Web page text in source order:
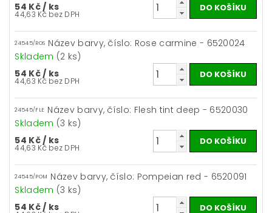
54 Kč/ ks
44,63 Kč bez DPH
24545/ROS Název barvy, číslo: Rose carmine - 6520024
Skladem (2 ks)
54 Kč/ ks
44,63 Kč bez DPH
24545/FLE Název barvy, číslo: Flesh tint deep - 6520030
Skladem (3 ks)
54 Kč/ ks
44,63 Kč bez DPH
24545/POM Název barvy, číslo: Pompeian red - 6520091
Skladem (3 ks)
54 Kč/ ks